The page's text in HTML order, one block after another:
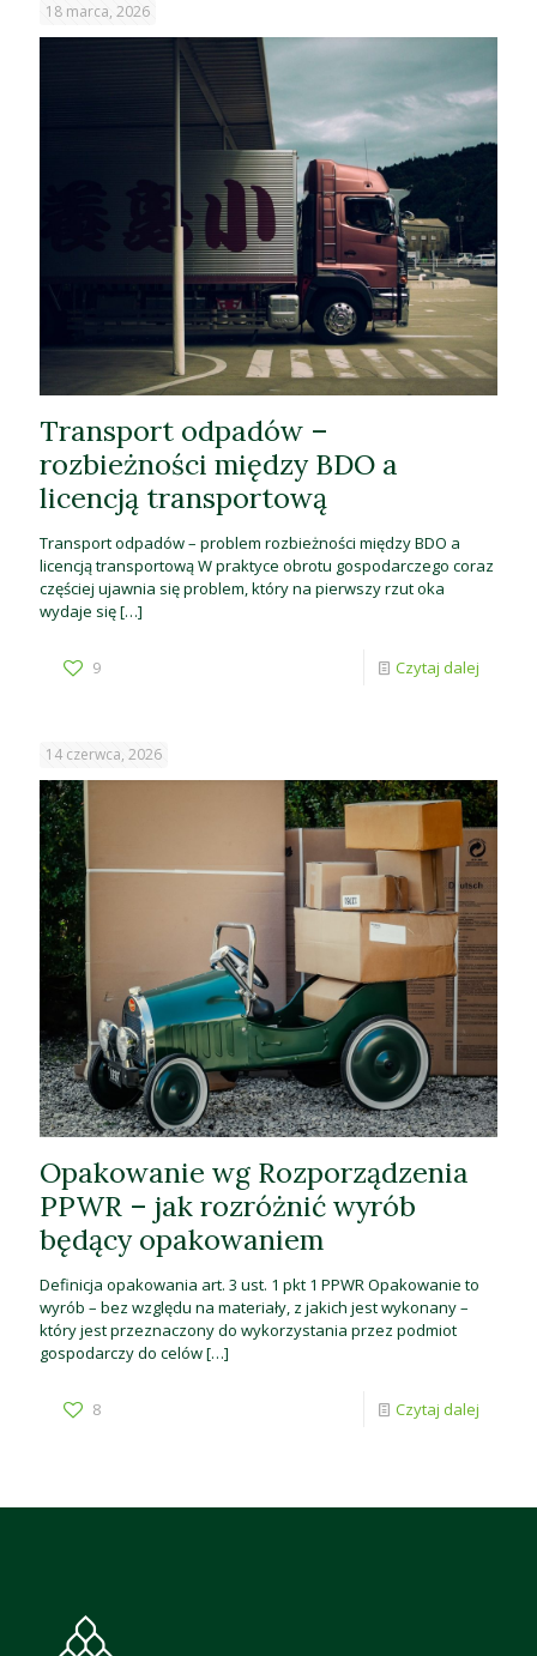
18 marca, 2026
Transport odpadów –
rozbieżności między BDO a
licencją transportową
Transport odpadów – problem rozbieżności między BDO a
licencją transportową W praktyce obrotu gospodarczego coraz
częściej ujawnia się problem, który na pierwszy rzut oka
wydaje się[…]
9 Czytaj dalej
14 czerwca, 2026
Opakowanie wg Rozporządzenia
PPWR – jak rozróżnić wyrób
będący opakowaniem
Definicja opakowania art. 3 ust. 1 pkt 1 PPWR Opakowanie to
wyrób – bez względu na materiały, z jakich jest wykonany –
który jest przeznaczony do wykorzystania przez podmiot
gospodarczy do celów[…]
8 Czytaj dalej